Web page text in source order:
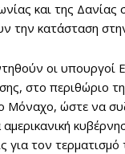
και της Δανίας
την κατάσταση
οι υπουργοί
στο περιθώριο
Μόναχο, ώστε να
για τον